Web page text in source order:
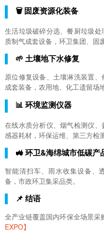
🗑️ 固废资源化装备
生活垃圾破碎分选、餐厨垃圾处
质制气成套设备，环卫集团、固
🌱 土壤地下水修复
原位修复设备、土壤淋洗装置
成套装备，农用地、化工遗留场
📊 环境监测仪器
在线水质分析仪、烟气检测仪
感器耗材，环保运维、第三方检
🚜 环卫&海绵城市低碳产
智能清扫车、雨水收集设备、
备，市政环卫集采品类。
📌 结语
全产业链覆盖国内环保全场景采
EXPO】